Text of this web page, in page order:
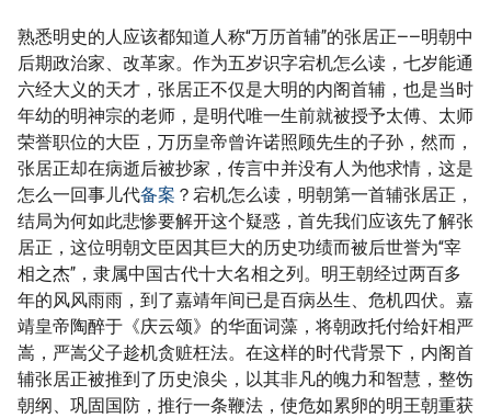
熟悉明史的人应该都知道人称“万历首辅”的张居正——明朝中
后期政治家、改革家。作为五岁识字宕机怎么读，七岁能通
六经大义的天才，张居正不仅是大明的内阁首辅，也是当时
年幼的明神宗的老师，是明代唯一生前就被授予太傅、太师
荣誉职位的大臣，万历皇帝曾许诺照顾先生的子孙，然而，
张居正却在病逝后被抄家，传言中并没有人为他求情，这是
怎么一回事儿代备案 ？宕机怎么读，明朝第一首辅张居正，
结局为何如此悲惨要解开这个疑惑，首先我们应该先了解张
居正，这位明朝文臣因其巨大的历史功绩而被后世誉为“宰
相之杰”，隶属中国古代十大名相之列。明王朝经过两百多
年的风风雨雨，到了嘉靖年间已是百病丛生、危机四伏。嘉
靖皇帝陶醉于《庆云颂》的华面词藻，将朝政托付给奸相严
嵩，严嵩父子趁机贪赃枉法。在这样的时代背景下，内阁首
辅张居正被推到了历史浪尖，以其非凡的魄力和智慧，整饬
朝纲、巩固国防，推行一条鞭法，使危如累卵的明王朝重获